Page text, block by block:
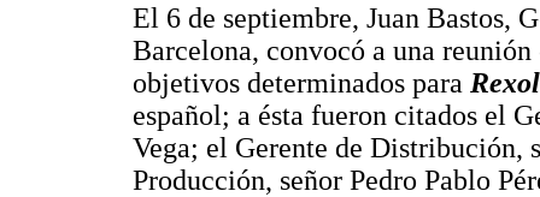
El 6 de septiembre, Juan Bastos,
Barcelona, convocó a una
objetivos determinados para Rexol
español; a ésta fueron citados el
Vega; el Gerente de Distribución,
Producción, señor Pedro Pablo